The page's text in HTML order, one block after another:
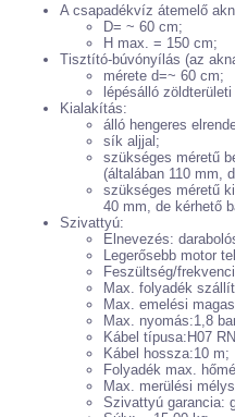
A csapadékvíz átemelő
D= ~ 60 cm;
H max. = 150 cm;
Tisztító-búvónyílás (az
mérete d=~ 60 cm;
lépésálló
Kialakítás:
álló hengeres
sík aljjal;
szükséges méretű
(általában 110 mm,
szükséges méretű
40 mm, de kérhető
Szivattyú:
Elnevezés:
Legerősebb motor
Feszültség/
Max. folyadék
Max. emelési
Max. nyomás:1,8
Kábel típusa:H07
Kábel hossza:10 m;
Folyadék max.
Max. merülési
Szivattyú garancia: